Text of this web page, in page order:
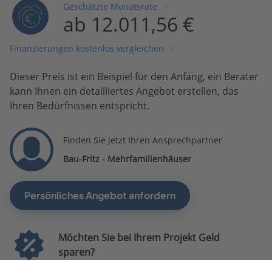
Geschätzte Monatsrate
ab 12.011,56 €
Finanzierungen kostenlos vergleichen
Dieser Preis ist ein Beispiel für den Anfang, ein Berater
kann Ihnen ein detailliertes Angebot erstellen, das
Ihren Bedürfnissen entspricht.
Finden Sie jetzt Ihren Ansprechpartner
Bau-Fritz - Mehrfamilienhäuser
Persönliches Angebot anfordern
Möchten Sie bei Ihrem Projekt Geld
sparen?